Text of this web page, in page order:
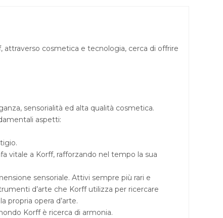
cosmetica e tecnologia, cerca di offrire
sensorialità ed alta qualità cosmetica.
aspetti:
vitale a Korff, rafforzando nel tempo la sua
sensoriale. Attivi sempre più rari e
d’arte che Korff utilizza per ricercare
propria opera d’arte.
Korff è ricerca di armonia.